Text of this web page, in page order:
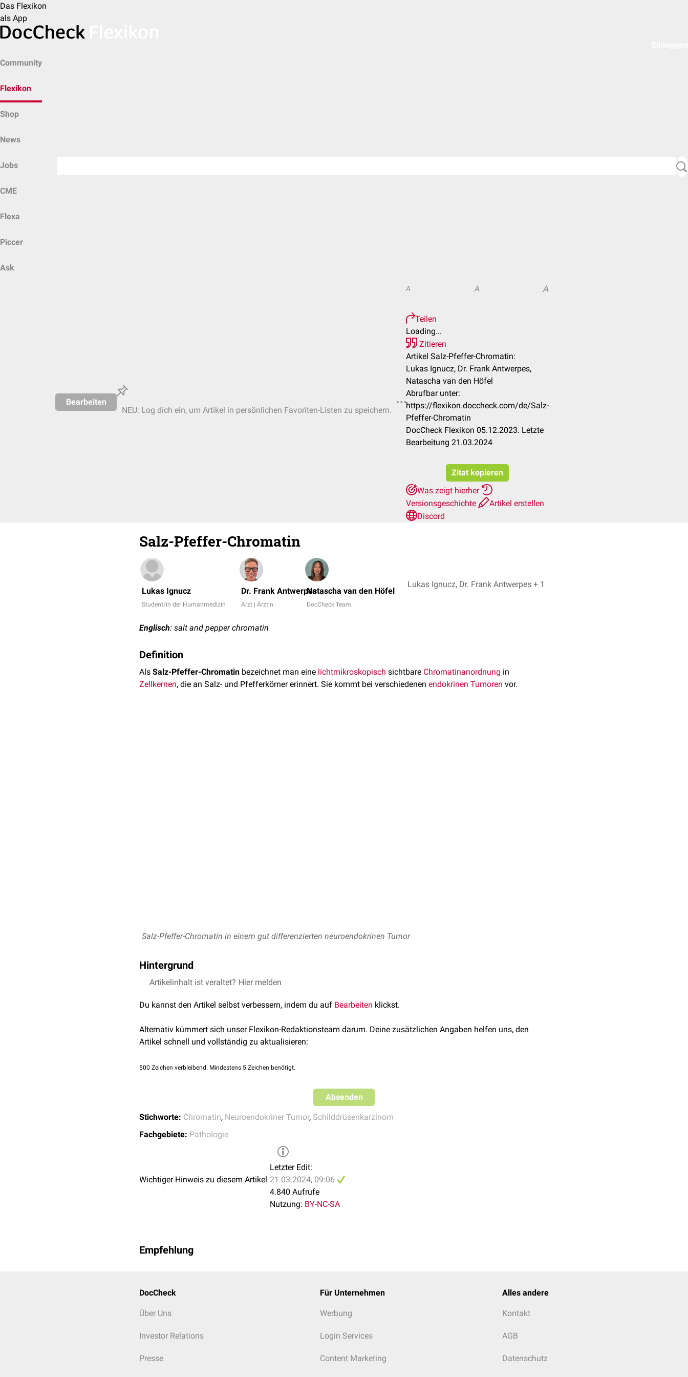
Das Flexikon
als App
Community
Flexikon
Shop
News
Jobs
CME
Flexa
Piccer
Ask
Bearbeiten
NEU: Log dich ein, um Artikel in persönlichen Favoriten-Listen zu speichern.
A A A
Teilen
Loading...
Zitieren
Artikel Salz-Pfeffer-Chromatin:
Lukas Ignucz, Dr. Frank Antwerpes,
Natascha van den Höfel
Abrufbar unter:
https://flexikon.doccheck.com/de/Salz-
Pfeffer-Chromatin
DocCheck Flexikon 05.12.2023. Letzte
Bearbeitung 21.03.2024
Zitat kopieren
Was zeigt hierher
Versionsgeschichte
Artikel erstellen
Discord
Salz-Pfeffer-Chromatin
Lukas Ignucz
Student/in der Humanmedizin
Dr. Frank Antwerpes
Arzt | Ärztin
Natascha van den Höfel
DocCheck Team
Lukas Ignucz, Dr. Frank Antwerpes + 1
Englisch: salt and pepper chromatin
Definition
Als Salz-Pfeffer-Chromatin bezeichnet man eine lichtmikroskopisch sichtbare Chromatinanordnung in
Zellkernen, die an Salz- und Pfefferkörner erinnert. Sie kommt bei verschiedenen endokrinen Tumoren vor.
Salz-Pfeffer-Chromatin in einem gut differenzierten neuroendokrinen Tumor
Hintergrund
Das Salz-Pfeffer-Chromatin entsteht durch
neuroendokrinen Tumorenoder demPhäochromozytomvor.
Artikelinhalt ist veraltet? Hier melden
Du kannst den Artikel selbst verbessern, indem du auf Bearbeiten klickst.
Alternativ kümmert sich unser Flexikon-Redaktionsteam darum. Deine zusätzlichen Angaben helfen uns, den
Artikel schnell und vollständig zu aktualisieren:
500 Zeichen verbleibend. Mindestens 5 Zeichen benötigt.
Absenden
Stichworte: Chromatin, Neuroendokriner Tumor, Schilddrüsenkarzinom
Fachgebiete: Pathologie
Wichtiger Hinweis zu diesem Artikel
Letzter Edit:
21.03.2024, 09:06
4.840 Aufrufe
Nutzung: BY-NC-SA
Empfehlung
DocCheck
Über Uns
Investor Relations
Presse
Für Unternehmen
Werbung
Login Services
Content Marketing
Alles andere
Kontakt
AGB
Datenschutz